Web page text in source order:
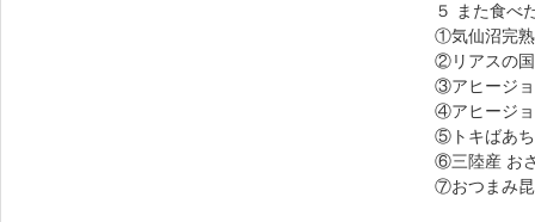
５ また食べ
①気仙沼完熟
②リアスの
③アヒージ
④アヒージョ
⑤トキばあ
⑥三陸産 お
⑦おつまみ